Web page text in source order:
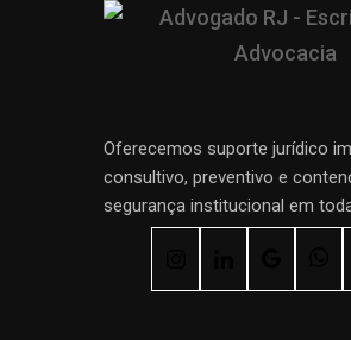
Oferecemos suporte jurídico
consultivo, preventivo e
segurança institucional em